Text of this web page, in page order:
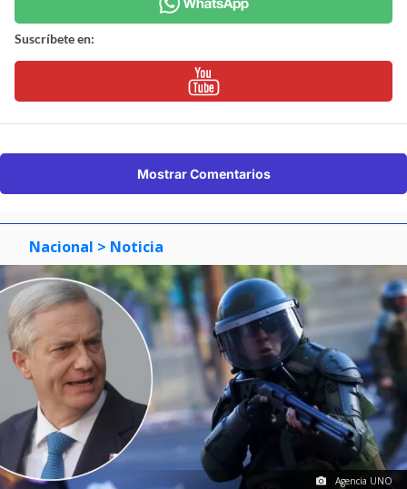
Suscríbete en:
Mostrar Comentarios
Nacional > Noticia
Agencia UNO